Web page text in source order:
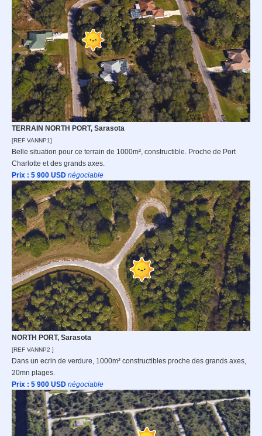
TERRAIN NORTH PORT, Sarasota
[REF VANNP1]
Belle situation pour ce terrain de 1000m², constructible. Proche de Port
Charlotte et des grands axes.
Prix : 5 900 USD négociable
NORTH PORT, Sarasota
[REF VANNP2 ]
Dans un ecrin de verdure, 1000m² constructibles proche des grands axes,
20mn plages.
Prix : 5 900 USD négociable